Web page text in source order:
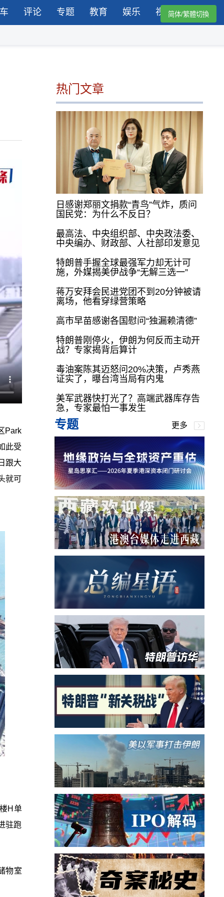
评论 专题 教育 娱乐 视频简体/繁體切換
Park
此受
跟大
就可
H单
驻跑
物室
热门文章
日感谢郑丽文捐款“青鸟”气炸，质问
国民党：为什么不反日？
最高法、中央组织部、中央政法委、
中央编办、财政部、人社部印发意见
特朗普手握全球最强军力却无计可
施，外媒揭美伊战争“无解三选一”
蒋万安拜会民进党团不到20分钟被请
离场，他看穿绿营策略
高市早苗感谢各国慰问“独漏赖清德”
特朗普刚停火，伊朗为何反而主动开
战？专家揭背后算计
毒油案陈其迈怒问20%决策，卢秀燕
证实了，曝台湾当局有内鬼
美军武器快打光了？高端武器库存告
急，专家最怕一事发生
专题 更多